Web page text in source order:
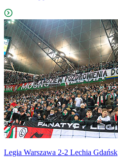
Legia Warszawa 2-2 Lechia Gdańsk